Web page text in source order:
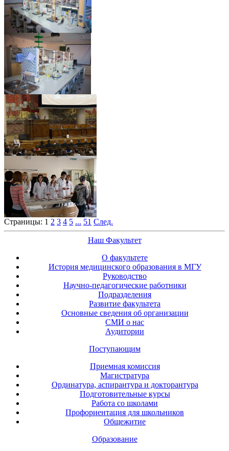
Страницы: 1 2 3 4 5 ... 51 След.
Наш Факультет
О факультете
История медицинского образования в МГУ
Руководство
Научно-педагогические работники
Подразделения
Развитие факультета
Основные сведения об организации
СМИ о нас
Аудитории
Поступающим
Приемная комиссия
Магистратура
Ординатура, аспирантура и докторантура
Подготовительные курсы
Работа со школами
Профориентация для школьников
Общежитие
Образование